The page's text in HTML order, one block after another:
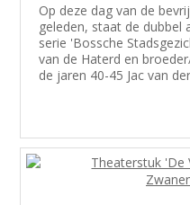
Op deze dag van de
geleden, staat de dubbel
serie 'Bossche
van de Haterd en
de jaren 40-45 Jac van